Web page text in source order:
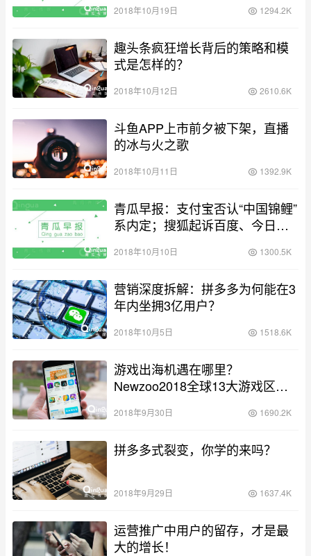
2018年10月19日 1294.2K
趣头条疯狂增长背后的策略和模
式是怎样的？
2018年10月12日 2610.6K
斗鱼APP上市前夕被下架，直播
的冰与火之歌
2018年10月11日 1392.9K
青瓜早报：支付宝否认“中国锦鲤”
系内定；搜狐起诉百度、今日头
2018年10月10日 1300.5K
营销深度拆解：拼多多为何能在3
年内坐拥3亿用户？
2018年10月5日 1518.6K
游戏出海机遇在哪里？
Newzoo2018全球13大游戏区域
2018年9月30日 1690.2K
拼多多式裂变，你学的来吗？
2018年9月29日 1637.4K
运营推广中用户的留存，才是最
大的增长！